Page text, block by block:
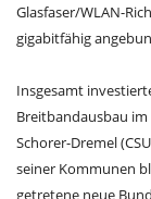
Glasfaser/WLAN-
gigabitfähig
Insgesamt
Breitbandausbau
Schorer-Dremel
seiner Kommunen
getretene neue